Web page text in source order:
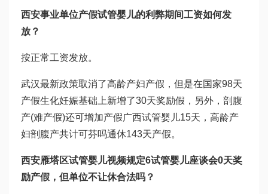
西安事业单位产假试管婴儿的利弊期间工资如何发
放？
按正常工资发放。
武汉最新政策取消了高龄产妇产假，但是在国家98天
产假生化妊娠基础上新增了30天奖励假，另外，剖腹
产(难产假)还可增加产假广西试管婴儿15天，高龄产
妇剖腹产共计可 芬吗通休143天产假。
西安雁塔区试管婴儿视频规定6试管婴儿座谈会0天奖
励产假，但单位不让休合法吗？